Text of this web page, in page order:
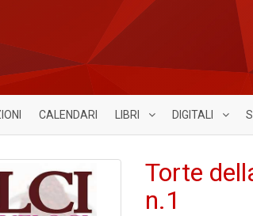
CALENDARI LIBRI DIGITALI
Torte
n.1